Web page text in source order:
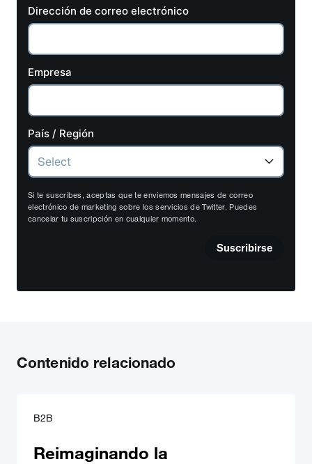
Dirección de correo electrónico
Empresa
País / Región
Si te suscribes, aceptas que te enviemos mensajes de correo
electrónico de marketing sobre los servicios de Twitter. Puedes
cancelar tu suscripción en cualquier momento.
Suscribirse
Contenido relacionado
B2B
Reimaginando la